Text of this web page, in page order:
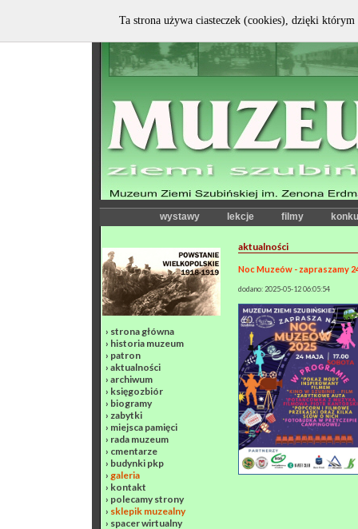
wystawy lekcje filmy
› strona główna
› historia muzeum
› patron
› aktualności
› archiwum
› księgozbiór
› biogramy
› zabytki
› miejsca pamięci
› rada muzeum
› cmentarze
› budynki pkp
› galeria
› kontakt
› polecamy strony
› sklepik muzealny
› spacer wirtualny
aktualności
Noc Muzeów - zapraszamy
dodano: 2025-05-12 06:05:54
Ta strona używa ciasteczek (cookies), dzięki